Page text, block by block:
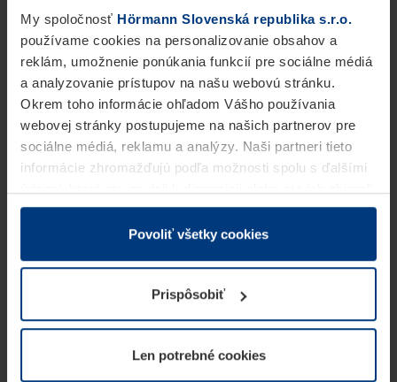
My spoločnosť Hörmann Slovenská republika s.r.o.
používame cookies na personalizovanie obsahov a
reklám, umožnenie ponúkania funkcií pre sociálne médiá
a analyzovanie prístupov na našu webovú stránku.
Okrem toho informácie ohľadom Vášho používania
webovej stránky postupujeme na našich partnerov pre
sociálne médiá, reklamu a analýzy. Naši partneri tieto
informácie zhromažďujú podľa možnosti spolu s ďalšími
v rámci Vášho využívania služieb.
Z právneho hľadiska môžeme cookies ukladať na Vašom
prevádzku tejto stránky. Pre všetky ostatné typy cookie
potrebujeme Vaše povolenie. Vaše povolenie môžete
kedykoľvek zmeniť alebo odvolať vo vysvetlení cookie
našej webovej stránky.
Povoliť všetky cookies
Prispôsobiť
Len potrebné cookies